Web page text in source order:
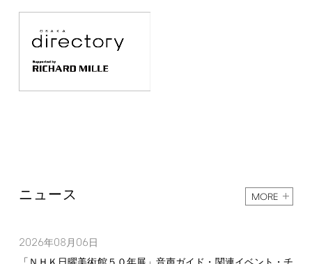
ニュース MORE
2026年08月 06日